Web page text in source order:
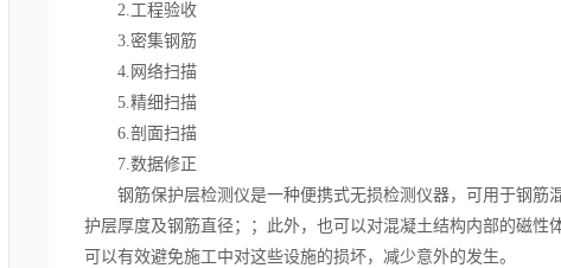
2.工程验收
3.密集钢筋
4.网络扫描
5.精细扫描
6.剖面扫描
7.数据修正
钢筋保护层检测仪是一种便携式无损检测仪器，可用于钢筋
护层厚度及钢筋直径；；此外，也可以对混凝土结构内部的磁
可以有效避免施工中对这些设施的损坏，减少意外的发生。